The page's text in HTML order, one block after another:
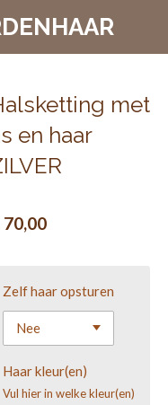
met
en haar
70,00
Zelf haar opsturen
Haar kleur(en)
Vul hier in welke kleur(en)